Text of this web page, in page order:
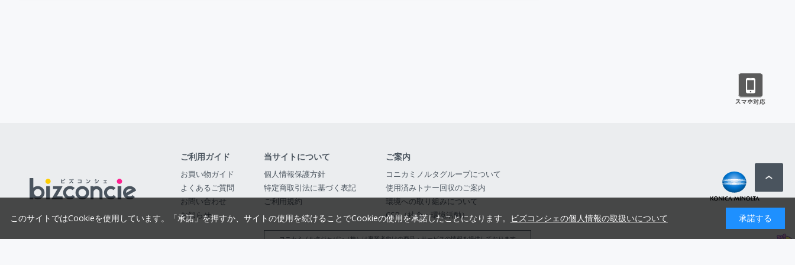
ご利用ガイド
お買い物ガイド
よくあるご質問
お問い合わせ
お知らせ
当サイトについて
個人情報保護方針
特定商取引法に基づく表記
ご利用規約
ご案内
コニカミノルタグループについて
使用済みトナー回収のご案内
環境への取り組みについて
CSR（社会・環境活動）
コニカミノルタジャパン（株）は事業者向けの商品・サービスの情報を提供しております
このサイトではCookieを使用しています。「承諾」を押すか、サイトの使用を続けることでCookieの使用を承諾したことになります。 ビズコンシェの個人情報の取扱いについて 承諾する